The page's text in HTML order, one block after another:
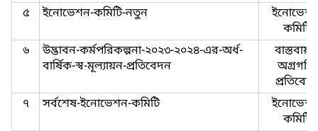
৫
ইনোভেশন-কমিটি-নতুন
কমিটি
৬
উদ্ভাবন-কর্মপরিকল্পনা-২০২৩-২০২৪-এর-অর্ধ-
বার্ষিক-স্ব-মূল্যায়ন-প্রতিবেদন
অগ্রগতি-
৭
সর্বশেষ-ইনোভেশন-কমিটি
কমিটি